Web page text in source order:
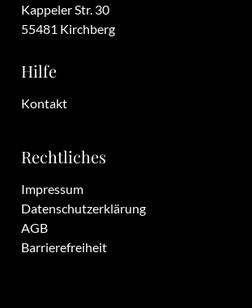
Kappeler Str. 30
55481 Kirchberg
Hilfe
Kontakt
Rechtliches
Impressum
Datenschutzerklärung
AGB
Barrierefreiheit